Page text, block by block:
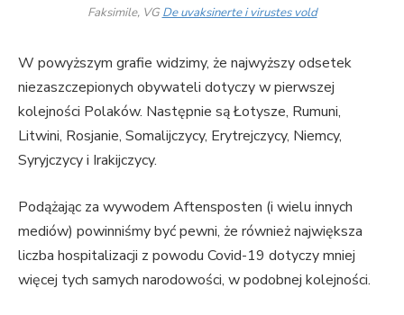
Faksimile, VGDe uvaksinerte i virustes vold
W powyższym grafie widzimy, że najwyższy odsetek
niezaszczepionych obywateli dotyczy w pierwszej
kolejności Polaków. Następnie są Łotysze, Rumuni,
Litwini, Rosjanie, Somalijczycy, Erytrejczycy, Niemcy,
Syryjczycy i Irakijczycy.
Podążając za wywodem Aftensposten (i wielu innych
mediów) powinniśmy być pewni, że również największa
liczba hospitalizacji z powodu Covid-19 dotyczy mniej
więcej tych samych narodowości, w podobnej kolejności.